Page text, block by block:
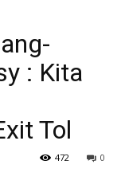
: Kita
Tol
0
472